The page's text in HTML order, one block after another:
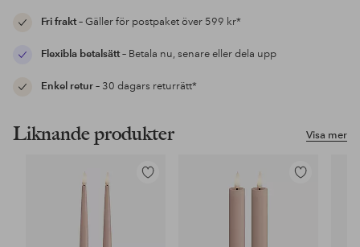
Fri frakt– Gäller för postpaket över 599 kr*
Flexibla betalsätt– Betala nu, senare eller dela upp
Enkel retur– 30 dagars returrätt*
Visa mer
Liknande produkter
Lägg
Lägg